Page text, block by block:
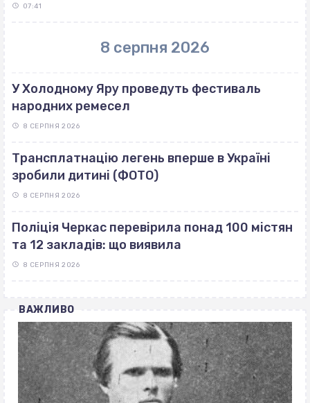
07:41
8 серпня 2026
У Холодному Яру проведуть фестиваль
народних ремесел
8 СЕРПНЯ 2026
Трансплатнацію легень вперше в Україні
зробили дитині (ФОТО)
8 СЕРПНЯ 2026
Поліція Черкас перевірила понад 100 містян
та 12 закладів: що виявила
8 СЕРПНЯ 2026
ВАЖЛИВО